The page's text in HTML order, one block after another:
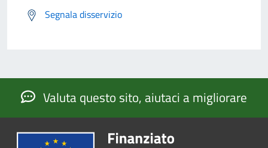
Segnala disservizio
Valuta questo sito, aiutaci a migliorare